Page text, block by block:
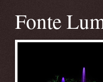
Fonte